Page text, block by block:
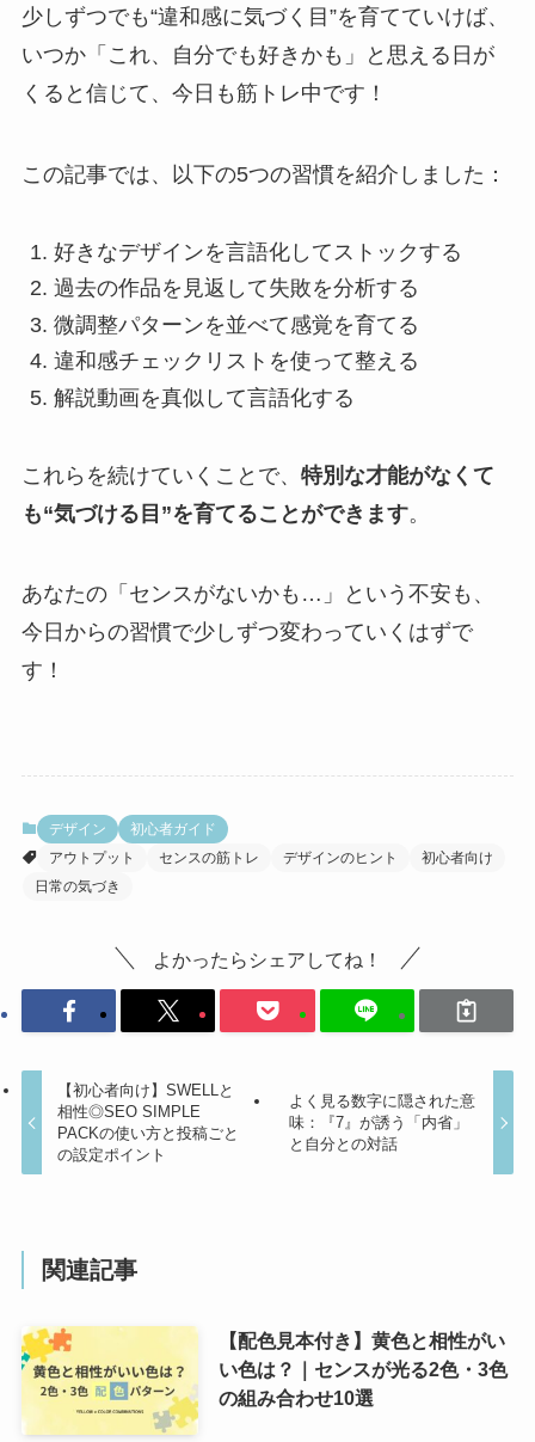
少しずつでも“違和感に気づく目”を育てていけば、
いつか「これ、自分でも好きかも」と思える日が
くると信じて、今日も筋トレ中です！
この記事では、以下の5つの習慣を紹介しました：
好きなデザインを言語化してストックする
過去の作品を見返して失敗を分析する
微調整パターンを並べて感覚を育てる
違和感チェックリストを使って整える
解説動画を真似して言語化する
これらを続けていくことで、 特別な才能がなくて
も“気づける目”を育てることができます。
あなたの「センスがないかも…」という不安も、
今日からの習慣で少しずつ変わっていくはずで
す！
デザイン
初心者ガイド
アウトプット
センスの筋トレ デザインのヒント
初心者向け
日常の気づき
よかったらシェアしてね！
【初心者向け】SWELLと
相性◎SEO SIMPLE
PACKの使い方と投稿ごと
の設定ポイント
よく見る数字に隠された意
味：『7』が誘う「内省」
と自分との対話
関連記事
【配色見本付き】黄色と相性がい
い色は？｜センスが光る2色・3色
の組み合わせ10選